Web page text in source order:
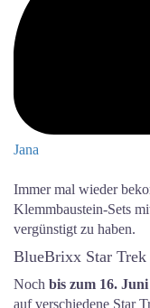
Jana
Immer mal wieder
Klemmbaustein-Sets
vergünstigt zu haben.
BlueBrixx Star Trek
Noch bis zum 16. Juni
auf verschiedene Star